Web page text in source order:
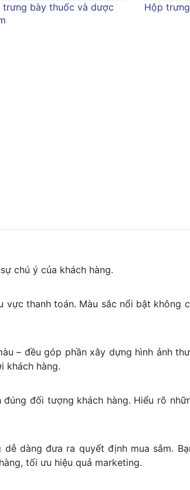
trưng bày thuốc và dược
Hộp
chú ý của khách hàng.
thanh toán. Màu sắc nổi bật không
– đều góp phần xây dựng hình ảnh
khách hàng.
đối tượng khách hàng. Hiểu rõ
dàng đưa ra quyết định mua sắm.
tối ưu hiệu quả marketing.